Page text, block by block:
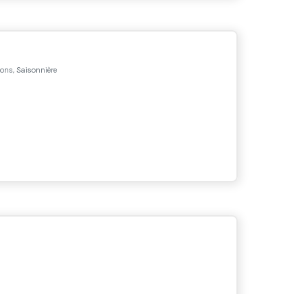
Saisonnière